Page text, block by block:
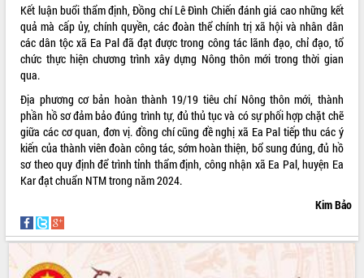
Kết nối tour, đẩy mạnh chuyển đổi số
để phát triển du lịch Đắk Lắk
Khởi động Dự án Đầu tư xây dựng hạ
tầng kỹ thuật Cụm công nghiệp Tân
Tiến
Gặp mặt các cơ quan báo chí nhân Kỷ
niệm 101 năm Ngày Báo chí Cách
mạng Việt Nam
Đắk Lắk sơ kết 4 năm triển khai thực
hiện Đề án 06 của Chính phủ
Họp báo thông tin về Hội nghị Công bố
Lắk
Khơi thông điểm nghẽn, đẩy nhanh
giải ngân vốn khắc phục thiên tai
Kết luận buổi thẩm định, Đồng chí Lê Đình Chiến đánh giá cao những kết
quả mà cấp ủy, chính quyền, các đoàn thể chính trị xã hội và nhân dân
các dân tộc xã Ea Pal đã đạt được trong công tác lãnh đạo, chỉ đạo, tổ
chức thực hiện chương trình xây dựng Nông thôn mới trong thời gian
qua.
Địa phương cơ bản hoàn thành 19/19 tiêu chí Nông thôn mới, thành
phần hồ sơ đảm bảo đúng trình tự, đủ thủ tục và có sự phối hợp chặt chẽ
giữa các cơ quan, đơn vị. đồng chí cũng đề nghị xã Ea Pal tiếp thu các ý
kiến của thành viên đoàn công tác, sớm hoàn thiện, bổ sung đúng, đủ hồ
sơ theo quy định để trình tỉnh thẩm định, công nhận xã Ea Pal, huyện Ea
Kar đạt chuẩn NTM trong năm 2024.
Kim Bảo